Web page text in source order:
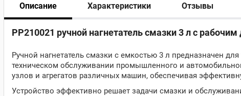
Описание Характеристики Отзывы
PP210021 ручной нагнетатель смазки 3 л с
Ручной нагнетатель смазки с емкостью 3 л предназначен
техническом обслуживании промышленного и
узлов и агрегатов различных машин, обеспечивая
Устройство эффективно решает задачи смазки и